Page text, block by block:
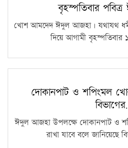
বৃহস্পতিবার
খোশ আমদেদ ঈদুল আজহা। যথাযথ ধর্মীয়
দিয়ে আগামী বৃহস্পতিবার
দোকানপাট ও শপিংমল
ঈদুল আজহা উপলক্ষে দোকানপাট ও
রাখা যাবে বলে জানিয়েছে